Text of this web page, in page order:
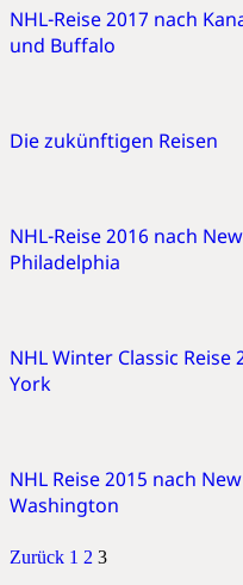
NHL-Reise 2017 nach
und Buffalo
Die zukünftigen Reisen
NHL-Reise 2016 nach
Philadelphia
NHL Winter Classic
York
NHL Reise 2015 nach
Washington
Zurück 1 2 3